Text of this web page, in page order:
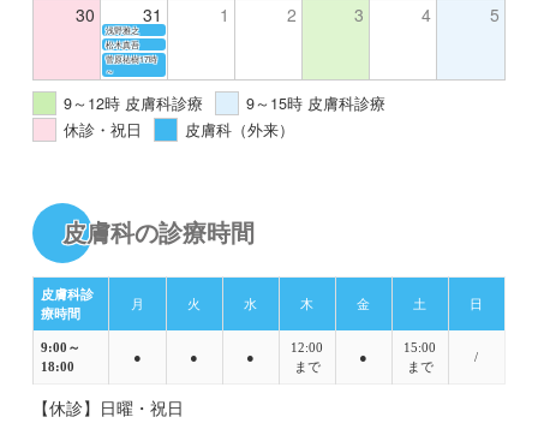
30 31 1 2 3 4 5
浅野雅之
松木真吾
菅原祐樹17時
～
9～12時 皮膚科診療
9～15時 皮膚科診療
休診・祝日
皮膚科（外来）
皮膚科の診療時間
皮膚科診
療時間
月 火 水 木 金 土 日
9:00～
18:00
● ● ●
12:00
まで
●
15:00
まで
/
【休診】日曜・祝日